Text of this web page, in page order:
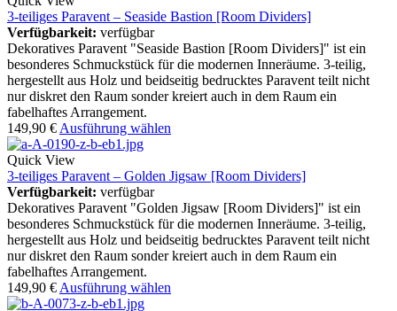
3-teiliges Paravent – Seaside Bastion [Room Dividers]
Verfügbarkeit: verfügbar
Dekoratives Paravent "Seaside Bastion [Room Dividers]" ist ein
besonderes Schmuckstück für die modernen Inneräume. 3-teilig,
hergestellt aus Holz und beidseitig bedrucktes Paravent teilt nicht
nur diskret den Raum sonder kreiert auch in dem Raum ein
fabelhaftes Arrangement.
149,90 € Ausführung wählen
Quick View
3-teiliges Paravent – Golden Jigsaw [Room Dividers]
Verfügbarkeit: verfügbar
Dekoratives Paravent "Golden Jigsaw [Room Dividers]" ist ein
besonderes Schmuckstück für die modernen Inneräume. 3-teilig,
hergestellt aus Holz und beidseitig bedrucktes Paravent teilt nicht
nur diskret den Raum sonder kreiert auch in dem Raum ein
fabelhaftes Arrangement.
149,90 € Ausführung wählen